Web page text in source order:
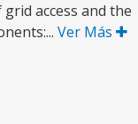
access and the
Ver Más